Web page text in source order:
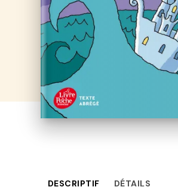
DESCRIPTIF DÉTAILS